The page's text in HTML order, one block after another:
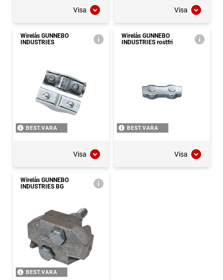
Visa Visa
Wirelås GUNNEBO
INDUSTRIES
BEST.VARA
Visa
Wirelås GUNNEBO
INDUSTRIES rostfri
BEST.VARA
Visa
Wirelås GUNNEBO
INDUSTRIES BG
BEST.VARA